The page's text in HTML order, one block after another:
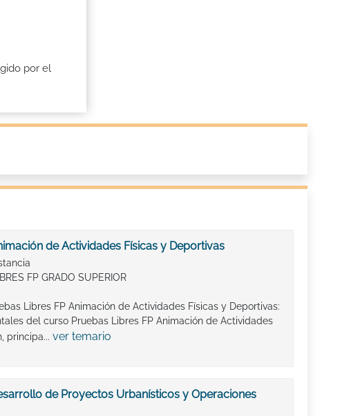
por el
de Actividades Físicas y Deportivas
FP GRADO SUPERIOR
Libres FP Animación de Actividades Físicas y Deportivas:
del curso Pruebas Libres FP Animación de Actividades
principa... ver temario
de Proyectos Urbanísticos y Operaciones